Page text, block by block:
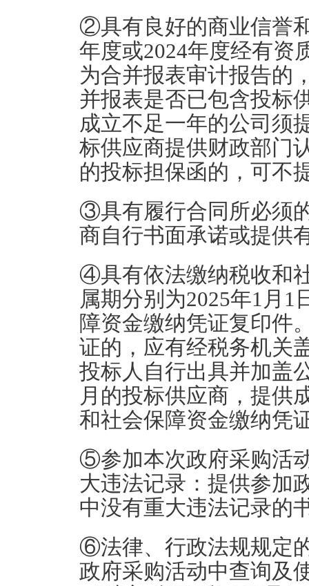
②具有良好的商业信誉
年度或2024年度经有资
为合并报表审计报告的
并报表是否已包含投标
成立不足一年的公司须
标供应商提供财政部门
的投标担保函的，可不
③具有履行合同所必须
商自行书面承诺或提供
④具有依法缴纳税收和
属期分别为2025年1月
障资金缴纳凭证复印件
证的，应有经税务机关
投标人自行出具并加盖
月的投标供应商，提供
和社会保障资金缴纳凭
⑤参加本次政府采购活
大违法记录： 提供参加
中没有重大违法记录的
⑥法律、行政法规规定
政府采购活动中查询及